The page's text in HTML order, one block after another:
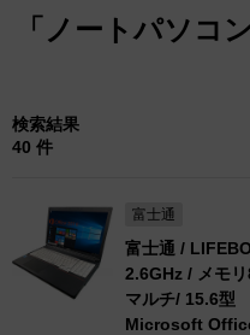
「ノートパソコ
検索結果
40 件
富士通
富士通 / LIFEBOOK A020/H / Core
2.6GHz / メモ
マルチ/ 15.6型
Microsoft